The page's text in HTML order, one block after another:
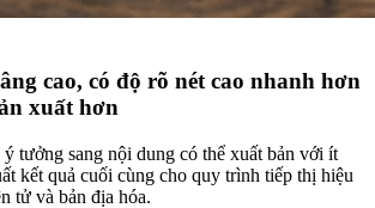
cao, có độ rõ nét cao nhanh hơn
xuất hơn
tưởng sang nội dung có thể xuất bản với ít
kết quả cuối cùng cho quy trình tiếp thị hiệu
tử và bản địa hóa.